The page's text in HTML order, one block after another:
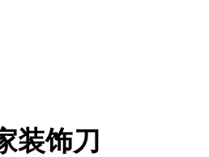
装饰刀